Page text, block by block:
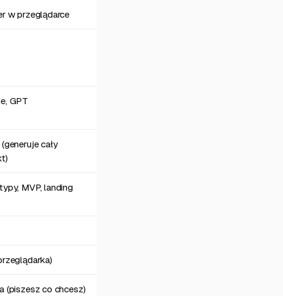
w przeglądarce
GPT
(generuje cały
MVP, landing
(piszesz co chcesz)